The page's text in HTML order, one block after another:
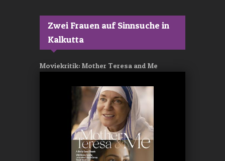
Zwei Frauen auf Sinnsuche in
Kalkutta
Moviekritik: Mother Teresa and Me